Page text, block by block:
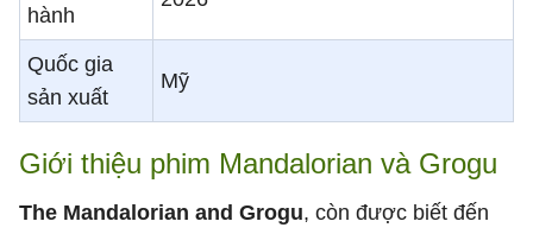
hành
Quốc gia
sản xuất
Mỹ
Giới thiệu phim Mandalorian và Grogu
The Mandalorian and Grogu, còn được biết đến